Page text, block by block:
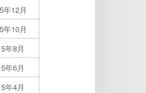
年12月
年10月
年8月
年6月
年4月